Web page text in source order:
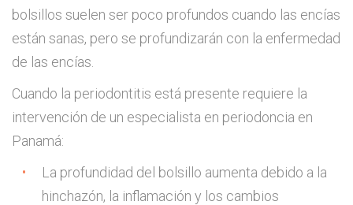
bolsillos suelen ser poco profundos cuando las encías
están sanas, pero se profundizarán con la enfermedad
de las encías.
Cuando la periodontitis está presente requiere la
intervención de un especialista en periodoncia en
Panamá:
La profundidad del bolsillo aumenta debido a la
hinchazón, la inflamación y los cambios